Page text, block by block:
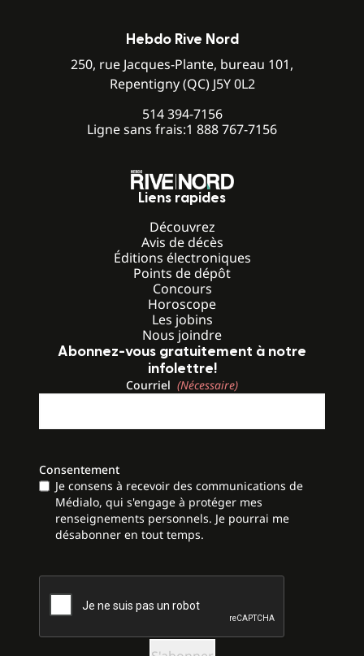
Hebdo Rive Nord
250, rue Jacques-Plante, bureau 101,
Repentigny (QC) J5Y 0L2
514 394-7156
Ligne sans frais:1 888 767-7156
Liens rapides
Découvrez
Avis de décès
Éditions électroniques
Points de dépôt
Concours
Horoscope
Les jobins
Nous joindre
Abonnez-vous gratuitement à notre
infolettre!
Courriel (Nécessaire)
Consentement
Je consens à recevoir des communications de
Médialo, qui s'engage à protéger mes
renseignements personnels. Je pourrai me
désabonner en tout temps.
CAPTCHA